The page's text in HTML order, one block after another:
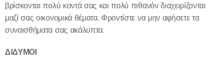
βρίσκονται πολύ κοντά σας και πολύ πιθανόν διαχειρίζονται
μαζί σας οικονομικά θέματα. Φροντίστε να μην αφήσετε τα
συναισθήματα σας ακάλυπτα.
ΔΙΔΥΜΟΙ